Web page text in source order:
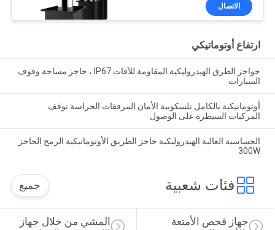
الاتصال
ارتفاع أوتوماتيكي
حواجز الطرق الهيدروليكية المقاومة للآفات IP67 ، حاجز مساحة وقوف
السيارات
أوتوماتيكية بالكامل تلسكوبية الأمان المرفقات الحراسة توقف
المركبات السيطرة على الوصول
الحساسية العالية الهيدروليكية حاجز الطريق الأوتوماتيكية الرمح الحاجز
300W
فئات شعبية جميع
المشي من خلال جهاز
جهاز فحص الأمتعة